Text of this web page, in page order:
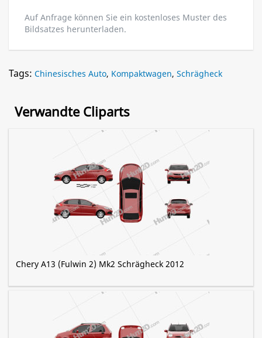
Auf Anfrage können Sie ein kostenloses Muster des
Bildsatzes herunterladen.
Tags: Chinesisches Auto, Kompaktwagen, Schrägheck
Verwandte Cliparts
Chery A13 (Fulwin 2) Mk2 Schrägheck 2012